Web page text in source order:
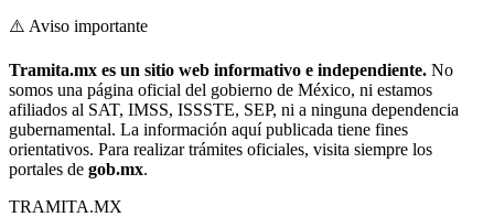
⚠️ Aviso importante
Tramita.mx es un sitio web informativo e independiente. No
somos una página oficial del gobierno de México, ni estamos
afiliados al SAT, IMSS, ISSSTE, SEP, ni a ninguna dependencia
gubernamental. La información aquí publicada tiene fines
orientativos. Para realizar trámites oficiales, visita siempre los
portales de gob.mx.
TRAMITA.MX